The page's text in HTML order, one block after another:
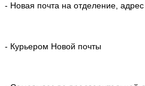
- Новая почта на отделение,
- Курьером Новой почты